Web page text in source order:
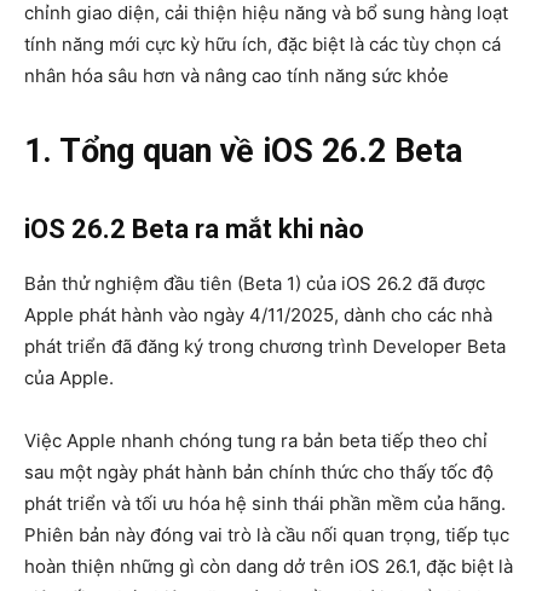
chỉnh giao diện, cải thiện hiệu năng và bổ sung hàng loạt
tính năng mới cực kỳ hữu ích, đặc biệt là các tùy chọn cá
nhân hóa sâu hơn và nâng cao tính năng sức khỏe
1. Tổng quan về iOS 26.2 Beta
iOS 26.2 Beta ra mắt khi nào
Bản thử nghiệm đầu tiên (Beta 1) của iOS 26.2 đã được
Apple phát hành vào ngày 4/11/2025, dành cho các nhà
phát triển đã đăng ký trong chương trình Developer Beta
của Apple.
Việc Apple nhanh chóng tung ra bản beta tiếp theo chỉ
sau một ngày phát hành bản chính thức cho thấy tốc độ
phát triển và tối ưu hóa hệ sinh thái phần mềm của hãng.
Phiên bản này đóng vai trò là cầu nối quan trọng, tiếp tục
hoàn thiện những gì còn dang dở trên iOS 26.1, đặc biệt là